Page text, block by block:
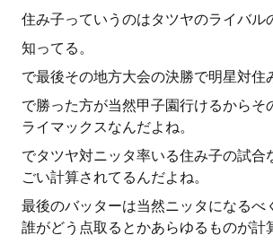
住み子っていうのはタツヤのライバル
知ってる。
で最後その地方大会の決勝で明星対住
で勝った方が当然甲子園行けるからそ
ライマックスなんだよね。
でタツヤ対ニッタ率いる住み子の試合
ごい計算されてるんだよね。
最後のバッターは当然ニッタになるべ
誰がどう点取るとかあらゆるものが計